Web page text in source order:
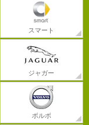
スマート
ジャガー
ボルボ